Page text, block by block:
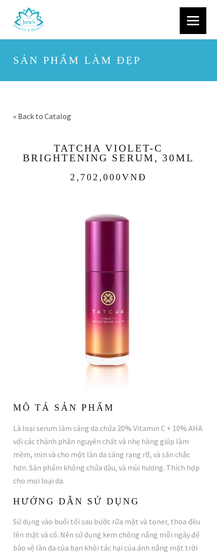
SẢN PHẨM LÀM ĐẸP
« Back to Catalog
TATCHA VIOLET-C
BRIGHTENING SERUM, 30ML
2,702,000VNĐ
MÔ TẢ SẢN PHẨM
Là loại serum làm sáng da chứa 20% Vitamin C + 10% AHA
với các thành phần nguyên chất và nhẹ hàng giúp làm
mềm, mịn và cho một làn da sáng rạng rỡ, và săn chắc
hơn. Sản phẩm không chứa dầu, và mùi hương. Thích hợp
cho mọi loại da.
HƯỚNG DẪN SỬ DỤNG
Sử dụng vào buổi tối sau bước rữa mặt và toner, thoa đều
lên mặt và cổ. Nên sử dụng kem chống nắng mỗi ngày để
bào vệ làn da của bạn khỏi tác hại của ánh nắng mặt trời